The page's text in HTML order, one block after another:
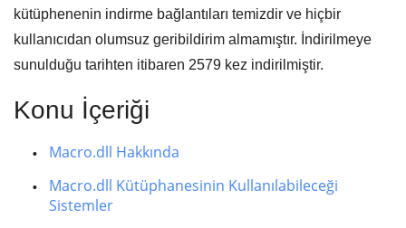
kütüphenenin indirme bağlantıları temizdir ve hiçbir
kullanıcıdan olumsuz geribildirim almamıştır. İndirilmeye
sunulduğu tarihten itibaren 2579 kez indirilmiştir.
Konu İçeriği
Macro.dll Hakkında
Macro.dll Kütüphanesinin Kullanılabileceği
Sistemler